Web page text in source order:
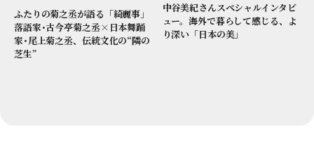
ふたりの菊之丞が語る「綺麗事」
落語家･古今亭菊之丞×日本舞踊
家･尾上菊之丞、伝統文化の“隣の
芝生”
中谷美紀さんスペシャルインタビ
ュー。海外で暮らして感じる、よ
り深い「日本の美」